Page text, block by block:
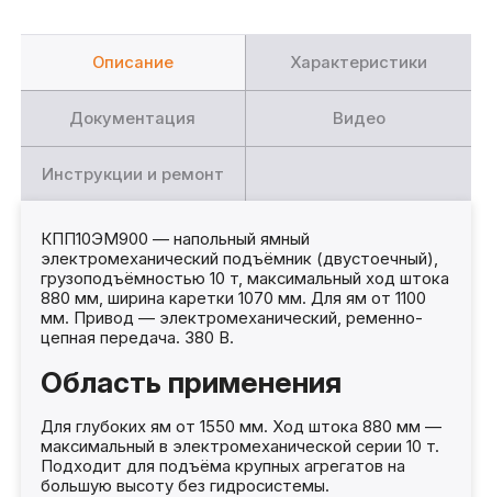
Описание Характеристики
Документация Видео
Инструкции и ремонт
КПП10ЭМ900 — напольный ямный
электромеханический подъёмник (двустоечный),
грузоподъёмностью 10 т, максимальный ход штока
880 мм, ширина каретки 1070 мм. Для ям от 1100
мм. Привод — электромеханический, ременно-
цепная передача. 380 В.
Область применения
Для глубоких ям от 1550 мм. Ход штока 880 мм —
максимальный в электромеханической серии 10 т.
Подходит для подъёма крупных агрегатов на
большую высоту без гидросистемы.